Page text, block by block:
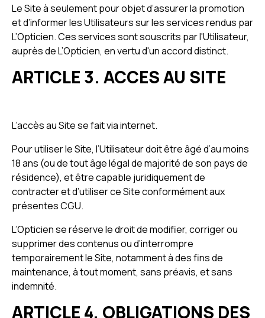
Le Site à seulement pour objet d’assurer la promotion
et d’informer les Utilisateurs sur les services rendus par
L’Opticien. Ces services sont souscrits par l'Utilisateur,
auprès de L’Opticien, en vertu d'un accord distinct.
ARTICLE 3. ACCES AU SITE
L’accès au Site se fait via internet.
Pour utiliser le Site, l’Utilisateur doit être âgé d’au moins
18 ans (ou de tout âge légal de majorité de son pays de
résidence), et être capable juridiquement de
contracter et d’utiliser ce Site conformément aux
présentes CGU.
L’Opticien se réserve le droit de modifier, corriger ou
supprimer des contenus ou d’interrompre
temporairement le Site, notamment à des fins de
maintenance, à tout moment, sans préavis, et sans
indemnité.
ARTICLE 4. OBLIGATIONS DES